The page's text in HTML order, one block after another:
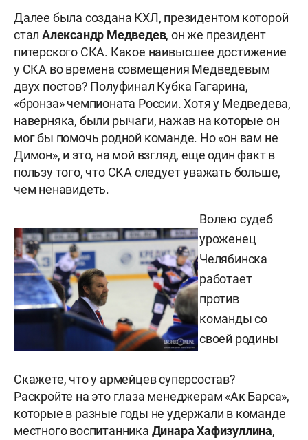
Далее была создана КХЛ, президентом которой
стал Александр Медведев, он же президент
питерского СКА. Какое наивысшее достижение
у СКА во времена совмещения Медведевым
двух постов? Полуфинал Кубка Гагарина,
«бронза» чемпионата России. Хотя у Медведева,
наверняка, были рычаги, нажав на которые он
мог бы помочь родной команде. Но «он вам не
Димон», и это, на мой взгляд, еще один факт в
пользу того, что СКА следует уважать больше,
чем ненавидеть.
Волею судеб
уроженец
Челябинска
работает
против
команды со
своей родины
Скажете, что у армейцев суперсостав?
Раскройте на это глаза менеджерам «Ак Барса»,
которые в разные годы не удержали в команде
местного воспитанника Динара Хафизуллина,